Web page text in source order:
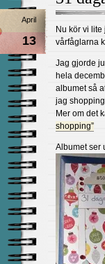
April
13
Nu kör vi
vårfåglarna
Jag gjorde
hela
albumet så
jag
Mer om det
shopping”
Albumet ser